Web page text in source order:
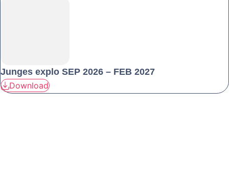
Junges explo SEP 2026 – FEB 2027
Download